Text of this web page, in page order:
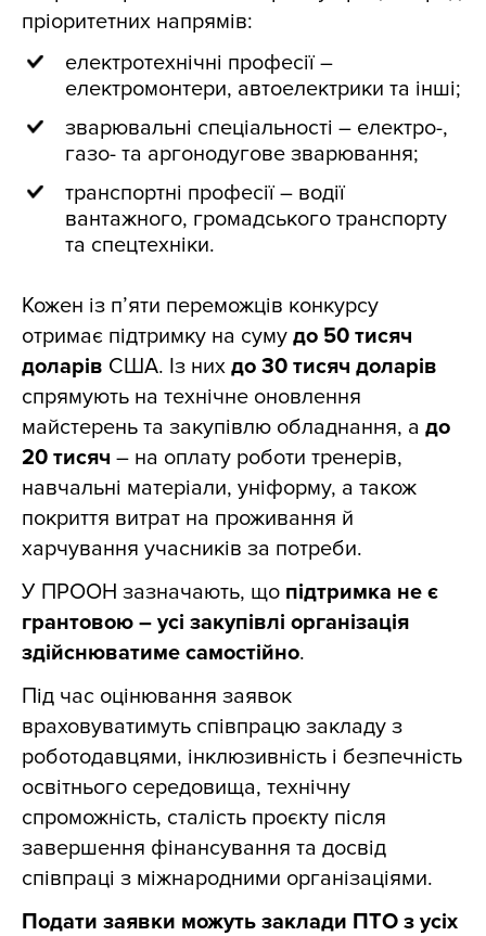
пріоритетних напрямів:
електротехнічні професії –
електромонтери, автоелектрики та інші;
зварювальні спеціальності – електро-,
газо- та аргонодугове зварювання;
транспортні професії – водії
вантажного, громадського транспорту
та спецтехніки.
Кожен із п’яти переможців конкурсу
отримає підтримку на суму до 50 тисяч
доларів США. Із них до 30 тисяч доларів
спрямують на технічне оновлення
майстерень та закупівлю обладнання, а до
20 тисяч – на оплату роботи тренерів,
навчальні матеріали, уніформу, а також
покриття витрат на проживання й
харчування учасників за потреби.
У ПРООН зазначають, що підтримка не є
грантовою – усі закупівлі організація
здійснюватиме самостійно.
Під час оцінювання заявок
враховуватимуть співпрацю закладу з
роботодавцями, інклюзивність і безпечність
освітнього середовища, технічну
спроможність, сталість проєкту після
завершення фінансування та досвід
співпраці з міжнародними організаціями.
Подати заявки можуть заклади ПТО з усіх